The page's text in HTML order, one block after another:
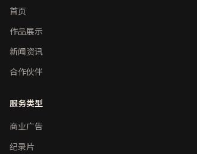
首页
作品展示
新闻资讯
合作伙伴
服务类型
商业广告
纪录片